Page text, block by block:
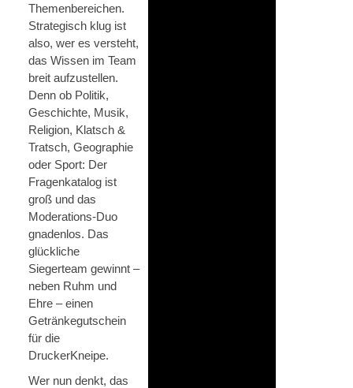
Themen­bereichen.
Strategisch klug ist
also, wer es versteht,
das Wissen im Team
breit aufzustellen.
Denn ob Politik,
Geschichte, Musik,
Religion, Klatsch &
Tratsch, Geographie
oder Sport: Der
Fragenkatalog ist
groß und das
Moderations-Duo
gnadenlos. Das
glückliche
Siegerteam gewinnt –
neben Ruhm und
Ehre – einen
Getränkegutschein
für die
DruckerKneipe.
Wer nun denkt, das